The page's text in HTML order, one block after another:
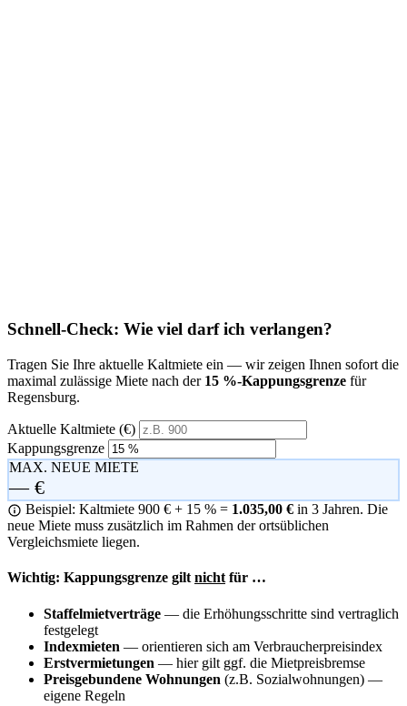
Schnell-Check: Wie viel darf ich verlangen?
Tragen Sie Ihre aktuelle Kaltmiete ein — wir zeigen Ihnen sofort die
maximal zulässige Miete nach der 15 %-Kappungsgrenze für
Regensburg.
Aktuelle Kaltmiete (€)
Kappungsgrenze
MAX. NEUE MIETE
— €
Beispiel: Kaltmiete 900 € + 15 % = 1.035,00 € in 3 Jahren. Die
neue Miete muss zusätzlich im Rahmen der ortsüblichen
Vergleichsmiete liegen.
Wichtig: Kappungsgrenze giltnichtfür …
Staffelmietverträge — die Erhöhungsschritte sind vertraglich
festgelegt
Indexmieten — orientieren sich am Verbraucherpreisindex
Erstvermietungen — hier gilt ggf. die Mietpreisbremse
Preisgebundene Wohnungen (z.B. Sozialwohnungen) —
eigene Regeln